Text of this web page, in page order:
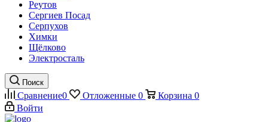
Реутов
Сергиев Посад
Серпухов
Химки
Щёлково
Электросталь
Поиск
Сравнение0 Отложенные 0 Корзина 0
Войти